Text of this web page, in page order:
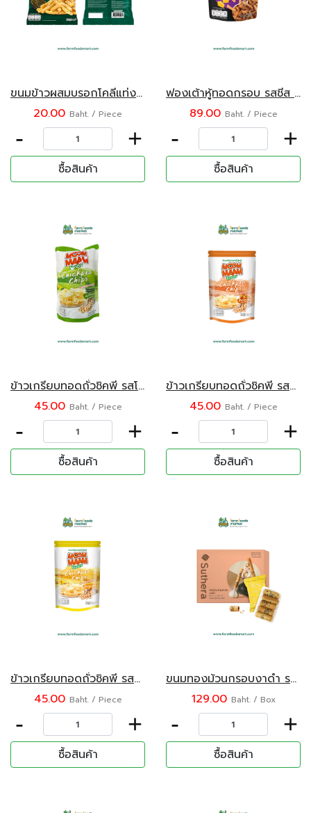
ขนมข้าวผสมบรอกโคลีแท่งอบกรอบ รสสาหร่าย ตราชิปโป้ ขนาด 22 กรัม
20.00 Baht. / Piece
- +
ซื้อสินค้า
ฟองเต้าหู้ทอดกรอบ รสชีส ตราโทฟูริ ขนาด 55 กรัม
89.00 Baht. / Piece
- +
ซื้อสินค้า
ข้าวเกรียบทอดถั่วชิคพี รสโนริสาหร่าย ตรามูมมาม ขนาด 30 กรัม
45.00 Baht. / Piece
- +
ซื้อสินค้า
ข้าวเกรียบทอดถั่วชิคพี รสบาร์บีคิว ตรามูมมาม ขนาด 30 กรัม
45.00 Baht. / Piece
- +
ซื้อสินค้า
ข้าวเกรียบทอดถั่วชิคพี รสออริจินอล ตรามูมมาม ขนาด 30 กรัม
45.00 Baht. / Piece
- +
ซื้อสินค้า
ขนมทองม้วนกรอบงาดำ รสเค็ม ตรา Suthera 192 กรัม
129.00 Baht. / Box
- +
ซื้อสินค้า